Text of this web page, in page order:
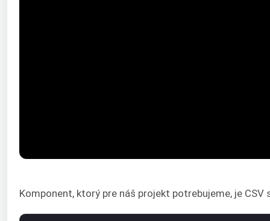
Komponent, ktorý pre náš projekt potrebujeme, je